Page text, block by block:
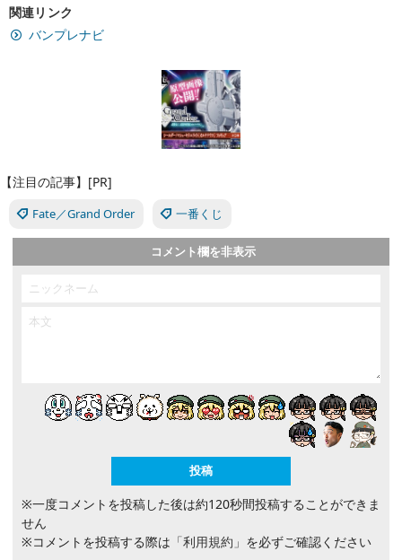
関連リンク
バンプレナビ
【注目の記事】[PR]
Fate／Grand Order 一番くじ
コメント欄を非表示
※一度コメントを投稿した後は約120秒間投稿することができま
せん
※コメントを投稿する際は 「利用規約」 を必ずご確認ください